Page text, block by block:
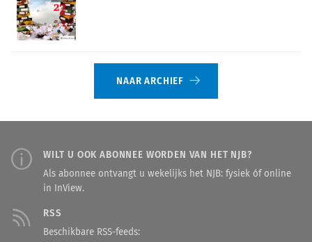
NAAR ARCHIEF
WILT U OOK ABONNEE WORDEN VAN HET NJB?
Als abonnee ontvangt u wekelijks het NJB: fysiek óf online
in InView.
RSS
Beschikbare RSS-feeds: